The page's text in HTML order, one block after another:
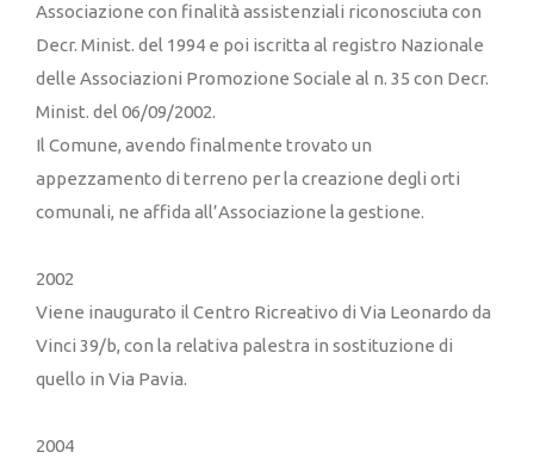
Associazione con finalità assistenziali riconosciuta con
Decr. Minist. del 1994 e poi iscritta al registro Nazionale
delle Associazioni Promozione Sociale al n. 35 con Decr.
Minist. del 06/09/2002.
Il Comune, avendo finalmente trovato un
appezzamento di terreno per la creazione degli orti
comunali, ne affida all’Associazione la gestione.
2002
Viene inaugurato il Centro Ricreativo di Via Leonardo da
Vinci 39/b, con la relativa palestra in sostituzione di
quello in Via Pavia.
2004